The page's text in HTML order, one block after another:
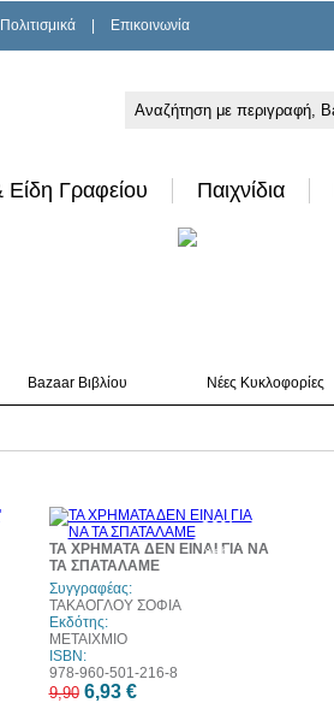
Επικοινωνία
Είδη Γραφείου Παιχνίδια
Bazaar Βιβλίου Νέες Κυκλοφορίες
30%
έκπτωση
web
ΤΑ ΧΡΗΜΑΤΑ ΔΕΝ ΕΙΝΑΙ ΓΙΑ ΝΑ
ΤΑ ΣΠΑΤΑΛΑΜΕ
Συγγραφέας:
ΤΑΚΑΟΓΛΟΥ ΣΟΦΙΑ
Εκδότης:
ΜΕΤΑΙΧΜΙΟ
ISBN:
978-960-501-216-8
9,90 6,93 €